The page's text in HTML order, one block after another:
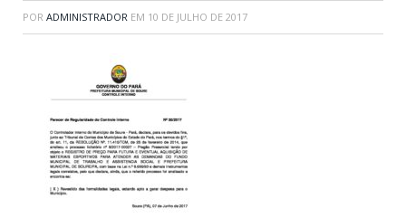
POR ADMINISTRADOR EM 10 DE JULHO DE 2017